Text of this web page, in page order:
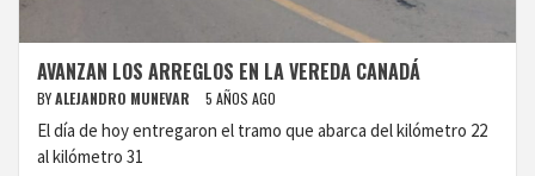
AVANZAN LOS ARREGLOS EN LA VEREDA CANADÁ
BYALEJANDRO MUNEVAR 5 AÑOS AGO
El día de hoy entregaron el tramo que abarca del kilómetro 22
al kilómetro 31